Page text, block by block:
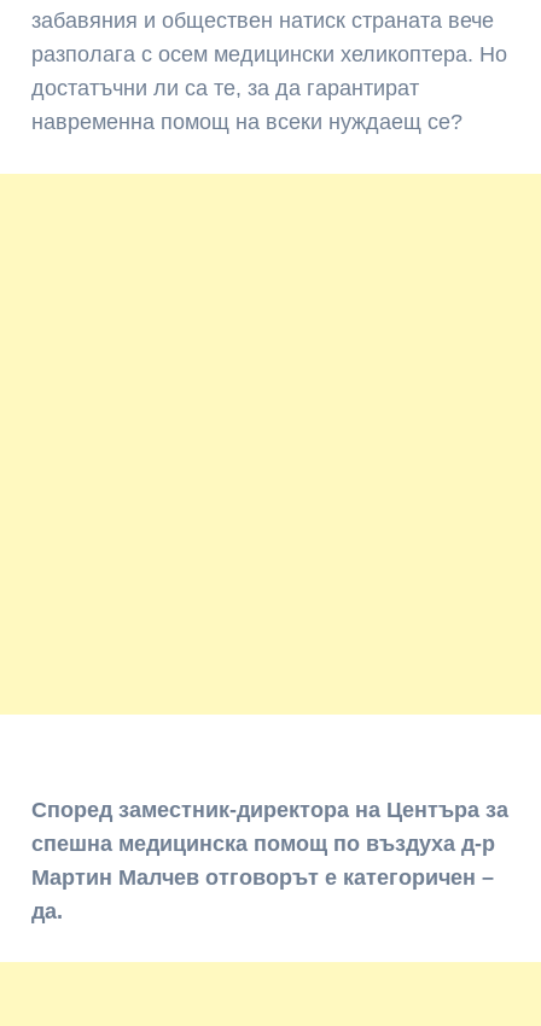
забавяния и обществен натиск страната вече
разполага с осем медицински хеликоптера. Но
достатъчни ли са те, за да гарантират
навременна помощ на всеки нуждаещ се?
Според заместник-директора на Центъра за
спешна медицинска помощ по въздуха д-р
Мартин Малчев отговорът е категоричен –
да.